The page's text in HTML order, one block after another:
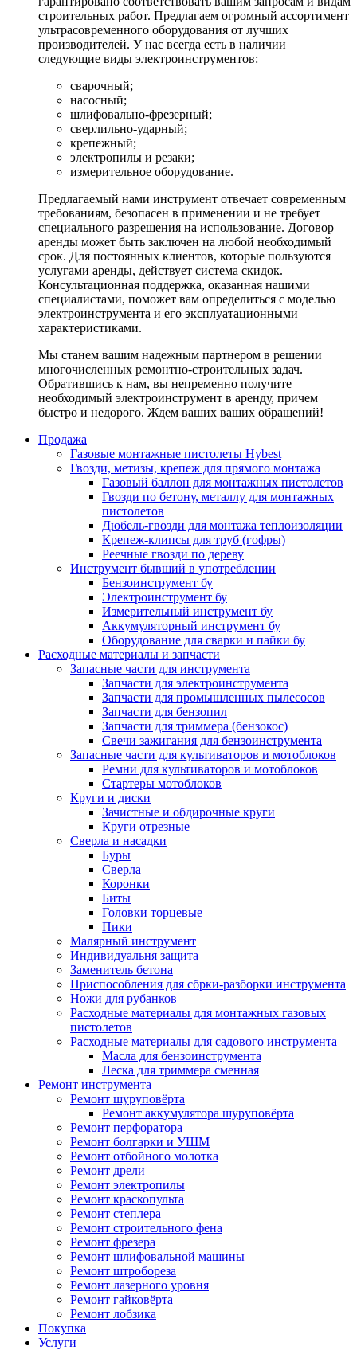
строительных работ. Предлагаем огромный ассортимент
ультрасовременного оборудования от лучших
производителей. У нас всегда есть в наличии
следующие виды электроинструментов:
сварочный;
насосный;
шлифовально-фрезерный;
сверлильно-ударный;
крепежный;
электропилы и резаки;
измерительное оборудование.
Предлагаемый нами инструмент отвечает современным
требованиям, безопасен в применении и не требует
специального разрешения на использование. Договор
аренды может быть заключен на любой необходимый
срок. Для постоянных клиентов, которые пользуются
услугами аренды, действует система скидок.
Консультационная поддержка, оказанная нашими
специалистами, поможет вам определиться с моделью
электроинструмента и его эксплуатационными
характеристиками.
Мы станем вашим надежным партнером в решении
многочисленных ремонтно-строительных задач.
Обратившись к нам, вы непременно получите
необходимый электроинструмент в аренду, причем
быстро и недорого. Ждем ваших ваших обращений!
Продажа
Газовые монтажные пистолеты Hybest
Гвозди, метизы, крепеж для прямого монтажа
Газовый баллон для монтажных пистолетов
Гвозди по бетону, металлу для монтажных
пистолетов
Дюбель-гвозди для монтажа теплоизоляции
Крепеж-клипсы для труб (гофры)
Реечные гвозди по дереву
Инструмент бывший в употреблении
Бензоинструмент бу
Электроинструмент бу
Измерительный инструмент бу
Аккумуляторный инструмент бу
Оборудование для сварки и пайки бу
Расходные материалы и запчасти
Запасные части для инструмента
Запчасти для электроинструмента
Запчасти для промышленных пылесосов
Запчасти для бензопил
Запчасти для триммера (бензокос)
Свечи зажигания для бензоинструмента
Запасные части для культиваторов и мотоблоков
Ремни для культиваторов и мотоблоков
Стартеры мотоблоков
Круги и диски
Зачистные и обдирочные круги
Круги отрезные
Сверла и насадки
Буры
Сверла
Коронки
Биты
Головки торцевые
Пики
Малярный инструмент
Индивидуальня защита
Заменитель бетона
Приспособления для сбрки-разборки инструмента
Ножи для рубанков
Расходные материалы для монтажных газовых
пистолетов
Расходные материалы для садового инструмента
Масла для бензоинструмента
Леска для триммера сменная
Ремонт инструмента
Ремонт шуруповёрта
Ремонт аккумулятора шуруповёрта
Ремонт перфоратора
Ремонт болгарки и УШМ
Ремонт отбойного молотка
Ремонт дрели
Ремонт электропилы
Ремонт краскопульта
Ремонт степлера
Ремонт строительного фена
Ремонт фрезера
Ремонт шлифовальной машины
Ремонт штробореза
Ремонт лазерного уровня
Ремонт гайковёрта
Ремонт лобзика
Покупка
Услуги